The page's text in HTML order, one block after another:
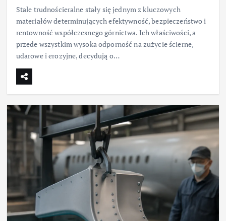
Stale trudnościeralne stały się jednym z kluczowych
materiałów determinujących efektywność, bezpieczeństwo i
rentowność współczesnego górnictwa. Ich właściwości, a
przede wszystkim wysoka odporność na zużycie ścierne,
udarowe i erozyjne, decydują o…